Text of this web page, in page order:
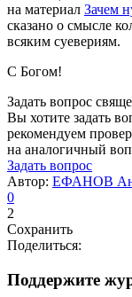
на материал Зачем
сказано о смысле
всяким суевериям.
С Богом!
Задать вопрос
Вы хотите задать
рекомендуем
на аналогичный
Задать вопрос
Автор: ЕФАНОВ
0
2
Сохранить
Поделиться:
Поддержите